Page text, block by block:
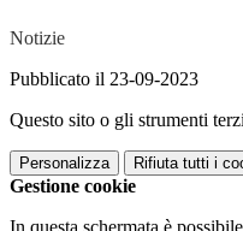
Notizie
Pubblicato il 23-09-2023
Questo sito o gli strumenti
Personalizza Rifiuta tutti i
Gestione cookie
In questa schermata è